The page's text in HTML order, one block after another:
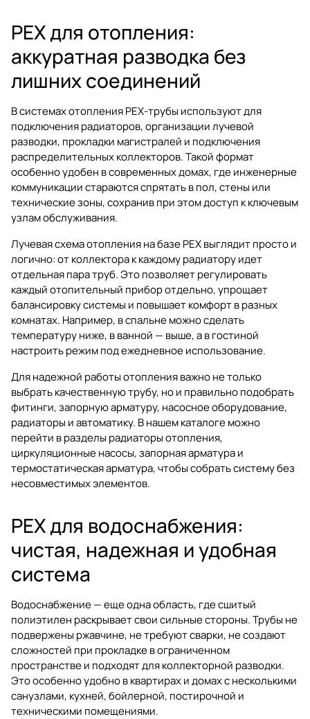
PEX для отопления:
аккуратная разводка без
лишних соединений
В системах отопления PEX-трубы используют для
подключения радиаторов, организации лучевой
разводки, прокладки магистралей и подключения
распределительных коллекторов. Такой формат
особенно удобен в современных домах, где инженерные
коммуникации стараются спрятать в пол, стены или
технические зоны, сохранив при этом доступ к ключевым
узлам обслуживания.
Лучевая схема отопления на базе PEX выглядит просто и
логично: от коллектора к каждому радиатору идет
отдельная пара труб. Это позволяет регулировать
каждый отопительный прибор отдельно, упрощает
балансировку системы и повышает комфорт в разных
комнатах. Например, в спальне можно сделать
температуру ниже, в ванной — выше, а в гостиной
настроить режим под ежедневное использование.
Для надежной работы отопления важно не только
выбрать качественную трубу, но и правильно подобрать
фитинги, запорную арматуру, насосное оборудование,
радиаторы и автоматику. В нашем каталоге можно
перейти в разделы радиаторы отопления,
циркуляционные насосы,запорная арматураи
термостатическая арматура, чтобы собрать систему без
несовместимых элементов.
PEX для водоснабжения:
чистая, надежная и удобная
система
Водоснабжение — еще одна область, где сшитый
полиэтилен раскрывает свои сильные стороны. Трубы не
подвержены ржавчине, не требуют сварки, не создают
сложностей при прокладке в ограниченном
пространстве и подходят для коллекторной разводки.
Это особенно удобно в квартирах и домах с несколькими
санузлами, кухней, бойлерной, постирочной и
техническими помещениями.